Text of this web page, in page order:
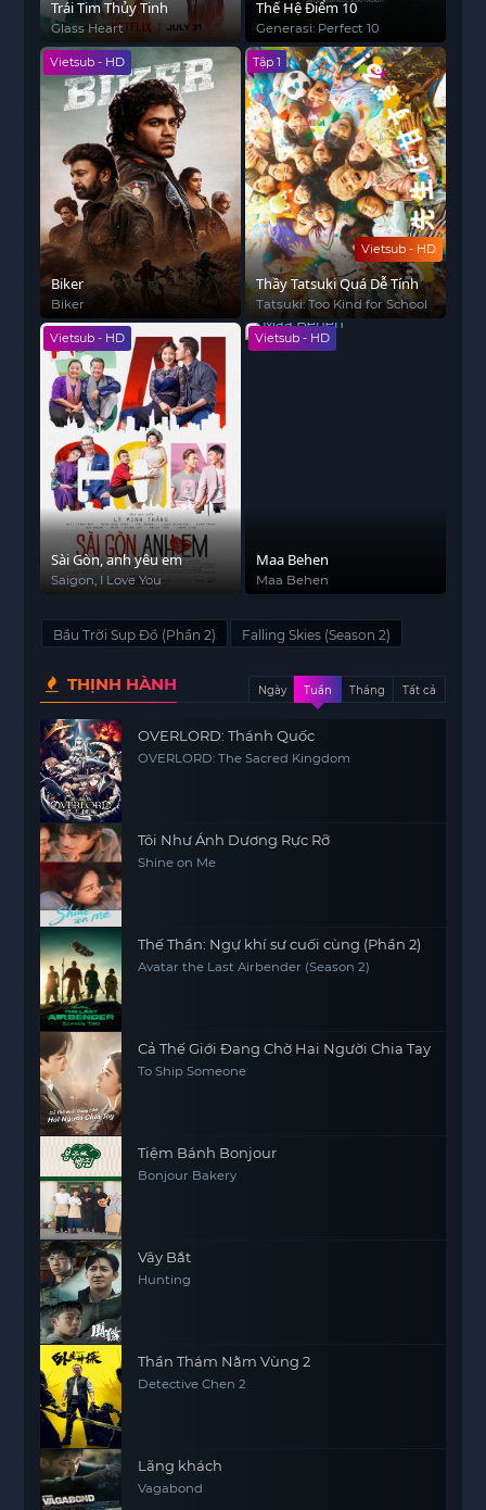
Trái Tim Thủy Tinh
Glass Heart
Thế Hệ Điểm 10
Generasi: Perfect 10
Vietsub - HD
Biker
Biker
Vietsub - HD
Tập 1
Thầy Tatsuki Quá Dễ Tính
Tatsuki: Too Kind for School
Vietsub - HD
Sài Gòn, anh yêu em
Saigon, I Love You
Vietsub - HD
Maa Behen
Maa Behen
Bầu Trời Sụp Đổ (Phần 2) Falling Skies (Season 2)
THỊNH HÀNH Ngày Tuần Tháng Tất cả
OVERLORD: Thánh Quốc
OVERLORD: The Sacred Kingdom
Tôi Như Ánh Dương Rực Rỡ
Shine on Me
Thế Thần: Ngự khí sư cuối cùng (Phần 2)
Avatar the Last Airbender (Season 2)
Cả Thế Giới Đang Chờ Hai Người Chia Tay
To Ship Someone
Tiệm Bánh Bonjour
Bonjour Bakery
Vây Bắt
Hunting
Thần Thám Nằm Vùng 2
Detective Chen 2
Lãng khách
Vagabond